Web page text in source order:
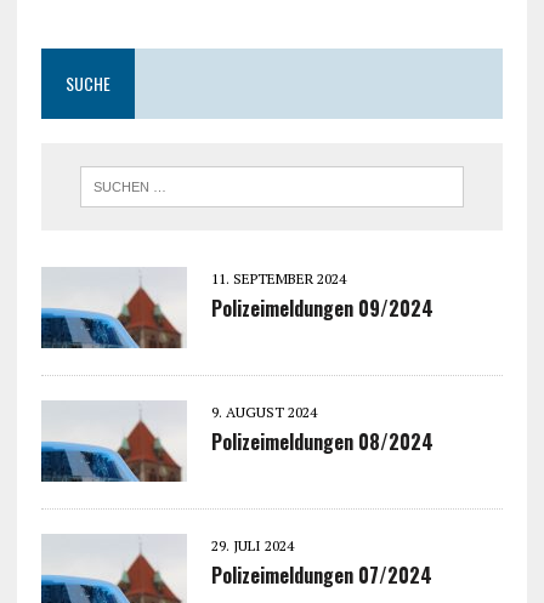
SUCHE
11. SEPTEMBER 2024
Polizeimeldungen 09/2024
9. AUGUST 2024
Polizeimeldungen 08/2024
29. JULI 2024
Polizeimeldungen 07/2024